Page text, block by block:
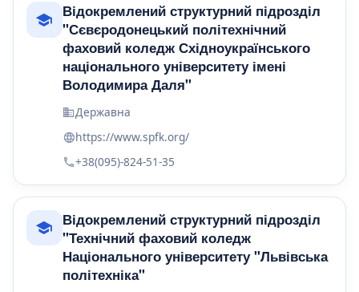
Відокремлений структурний підрозділ
"Сєвєродонецький політехнічний
фаховий коледж Східноукраїнського
національного університету імені
Володимира Даля"
Державна
https://www.spfk.org/
+38(095)-824-51-35
Відокремлений структурний підрозділ
"Технічний фаховий коледж
Національного університету "Львівська
політехніка"